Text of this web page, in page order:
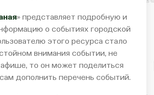
» представляет подробную и
о событиях городской
этого ресурса стало
внимания событии, не
то он может поделиться
дополнить перечень событий.